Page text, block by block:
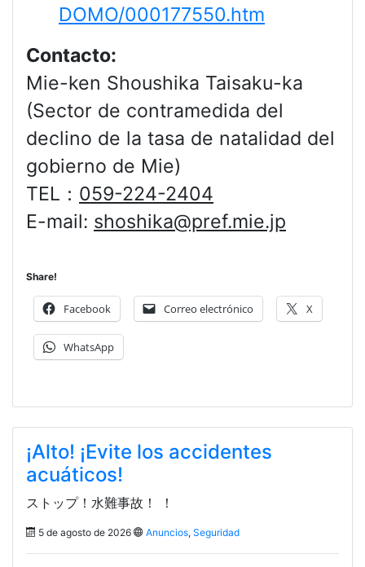
DOMO/000177550.htm
Contacto:
Mie-ken Shoushika Taisaku-ka
(Sector de contramedida del
declino de la tasa de natalidad del
gobierno de Mie)
TEL： 059-224-2404
E-mail: shoshika@pref.mie.jp
Share!
Facebook Correo electrónico X
WhatsApp
¡Alto! ¡Evite los accidentes
acuáticos!
ストップ！水難事故！ ！
5 de agosto de 2026 Anuncios, Seguridad